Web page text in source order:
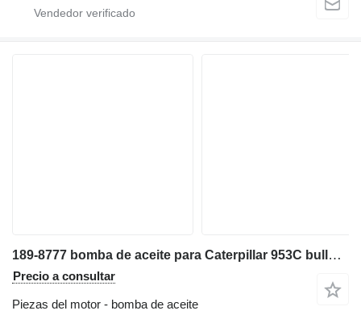
189-8777 bomba de aceite para Caterpillar 953C bulldozer
Precio a consultar
Piezas del motor - bomba de aceite